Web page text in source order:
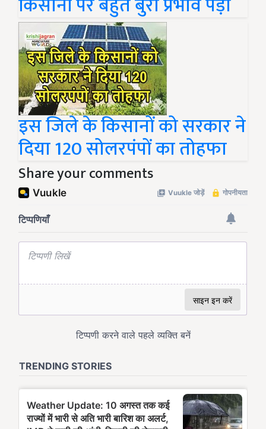
इस जिले के किसानों को सरकार ने
दिया 120 सोलरपंपों का तोहफा
Share your comments